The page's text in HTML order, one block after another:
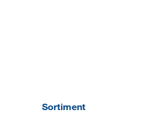
Sortiment